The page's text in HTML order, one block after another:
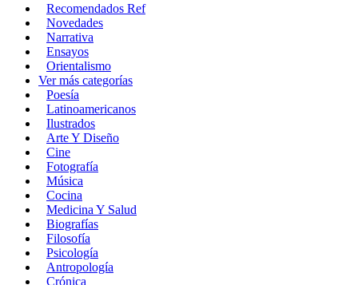
Recomendados Ref
Novedades
Narrativa
Ensayos
Orientalismo
Ver más categorías
Poesía
Latinoamericanos
Ilustrados
Arte Y Diseño
Cine
Fotografía
Música
Cocina
Medicina Y Salud
Biografías
Filosofía
Psicología
Antropología
Crónica